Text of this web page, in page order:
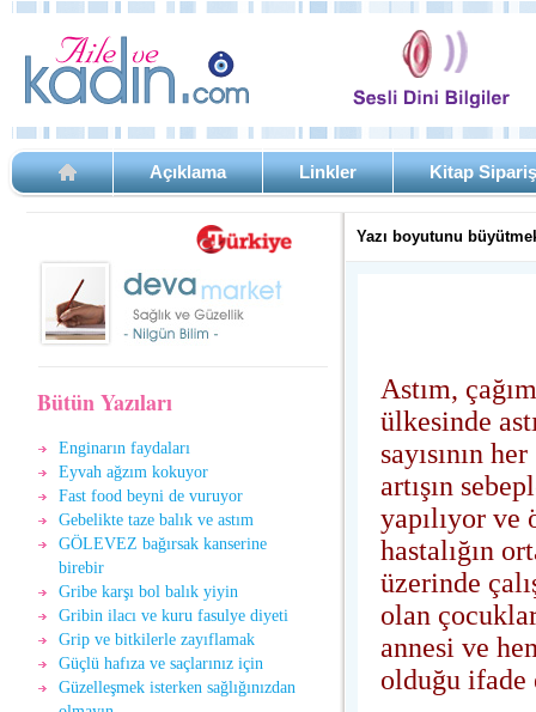
Açıklama Linkler Kitap
Bütün Yazıları
Enginarın faydaları
Eyvah ağzım kokuyor
Fast food beyni de vuruyor
Gebelikte taze balık ve astım
GÖLEVEZ bağırsak kanserine
birebir
Gribe karşı bol balık yiyin
Gribin ilacı ve kuru fasulye diyeti
Grip ve bitkilerle zayıflamak
Güçlü hafıza ve saçlarınız için
Güzelleşmek isterken sağlığınızdan
Yazı boyutunu
Astım,
ülkesinde
sayısının
artışın
yapılıyor ve
hastalığın
üzerinde
olan
annesi ve
olduğu